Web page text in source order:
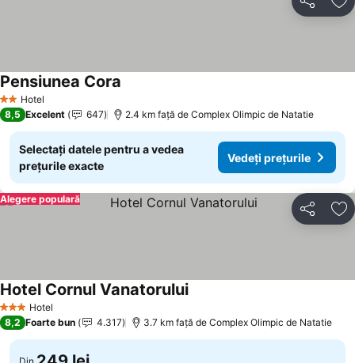
Distribuiți
2 SteleHotel
Pensiunea Cora
8,5 Excelent 647 2.4 km faţă de Complex Olimpic de Natatie
Selectați datele pentru a vedea
prețurile exacte
Vedeți prețurile
Distribuiți
Alegere populară
3 SteleHotel
Hotel Cornul Vanatorului
8,2 Foarte bun 4.317 3.7 km faţă de Complex Olimpic de Natatie
Din